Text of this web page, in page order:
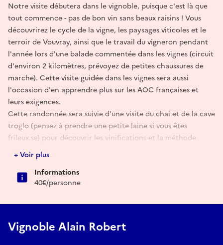
Notre visite débutera dans le vignoble, puisque c'est là que
tout commence - pas de bon vin sans beaux raisins ! Vous
découvrirez le cycle de la vigne, les paysages viticoles et le
terroir de Vouvray, ainsi que le travail du vigneron pendant
l'année lors d'une balade commentée dans les vignes (circuit
d'environ 2 kilomètres, prévoyez de petites chaussures de
marche). Cette visite guidée dans les vignes sera aussi
l'occasion d'en apprendre plus sur les AOC françaises et
leurs exigences.
Cette randonnée sera suivie d'une visite du chai et de la cave
troglo (pensez à prendre une petite laine si vous êtes
frileux.se) pour découvrir les vinifications et la méthode
traditionnelle, utilisée pour l'élaboration des vins de fines
En fonction de la date de votre visite, peut-être aurez-vous la
chance d'assister à une mise en bouteille, un dégorgement, à
dégustation de 7 vins de Vouvray/Touraine/Loire servis avec
des ardoises de mets régionaux (rillettes de poisson de Loire,
+ Voir plus
Informations
40€/personne
Vignoble Alain Robert